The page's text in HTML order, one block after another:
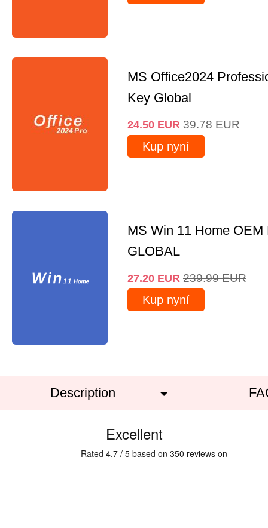
MS Office2024
Key Global
24.50 EUR 39.78 EUR
Kup nyní
MS Win 11 Home OEM
GLOBAL
27.20 EUR 239.99 EUR
Kup nyní
Description